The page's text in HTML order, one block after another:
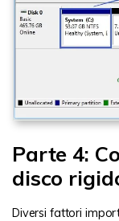
Parte 4:
disco
Diversi fattori